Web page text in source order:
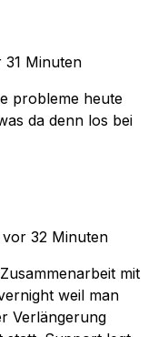
31 Minuten
probleme heute
da denn los bei
vor 32 Minuten
mit
weil man
Verlängerung